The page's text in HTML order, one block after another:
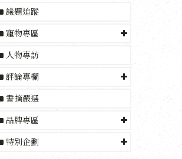
議題追蹤
寵物專區
人物專訪
評論專欄
書摘嚴選
品牌專區
特別企劃